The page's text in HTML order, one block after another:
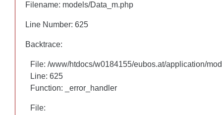
Filename: models/Data_m.php
Line Number: 625
Backtrace:
File: /www/htdocs/w0184155/eubos.at/application/
Line: 625
Function: _error_handler
File:
Filename: models/Data_m.php
Line Number: 625
Backtrace:
File: /www/htdocs/w0184155/eubos.at/application/
Line: 625
Function: _error_handler
File: